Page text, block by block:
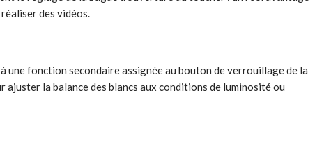
des vidéos.
une fonction secondaire assignée au bouton de verrouillage de la
ajuster la balance des blancs aux conditions de luminosité ou